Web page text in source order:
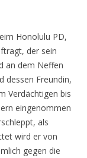
Honolulu PD,
der sein
an dem Neffen
dessen Freundin,
Verdächtigen bis
eingenommen
als
wird er von
gegen die